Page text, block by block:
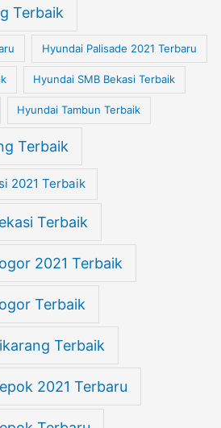
Terbaik
Hyundai Palisade 2021 Terbaru
Hyundai SMB Bekasi Terbaik
Hyundai Tambun Terbaik
Terbaik
2021 Terbaik
Terbaik
2021 Terbaik
Terbaik
Terbaik
2021 Terbaru